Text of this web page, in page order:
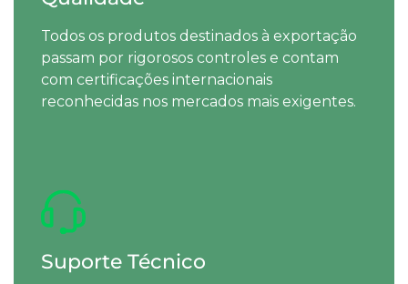
Todos os produtos destinados à exportação
passam por rigorosos controles e contam
com certificações internacionais
reconhecidas nos mercados mais exigentes.
Suporte Técnico